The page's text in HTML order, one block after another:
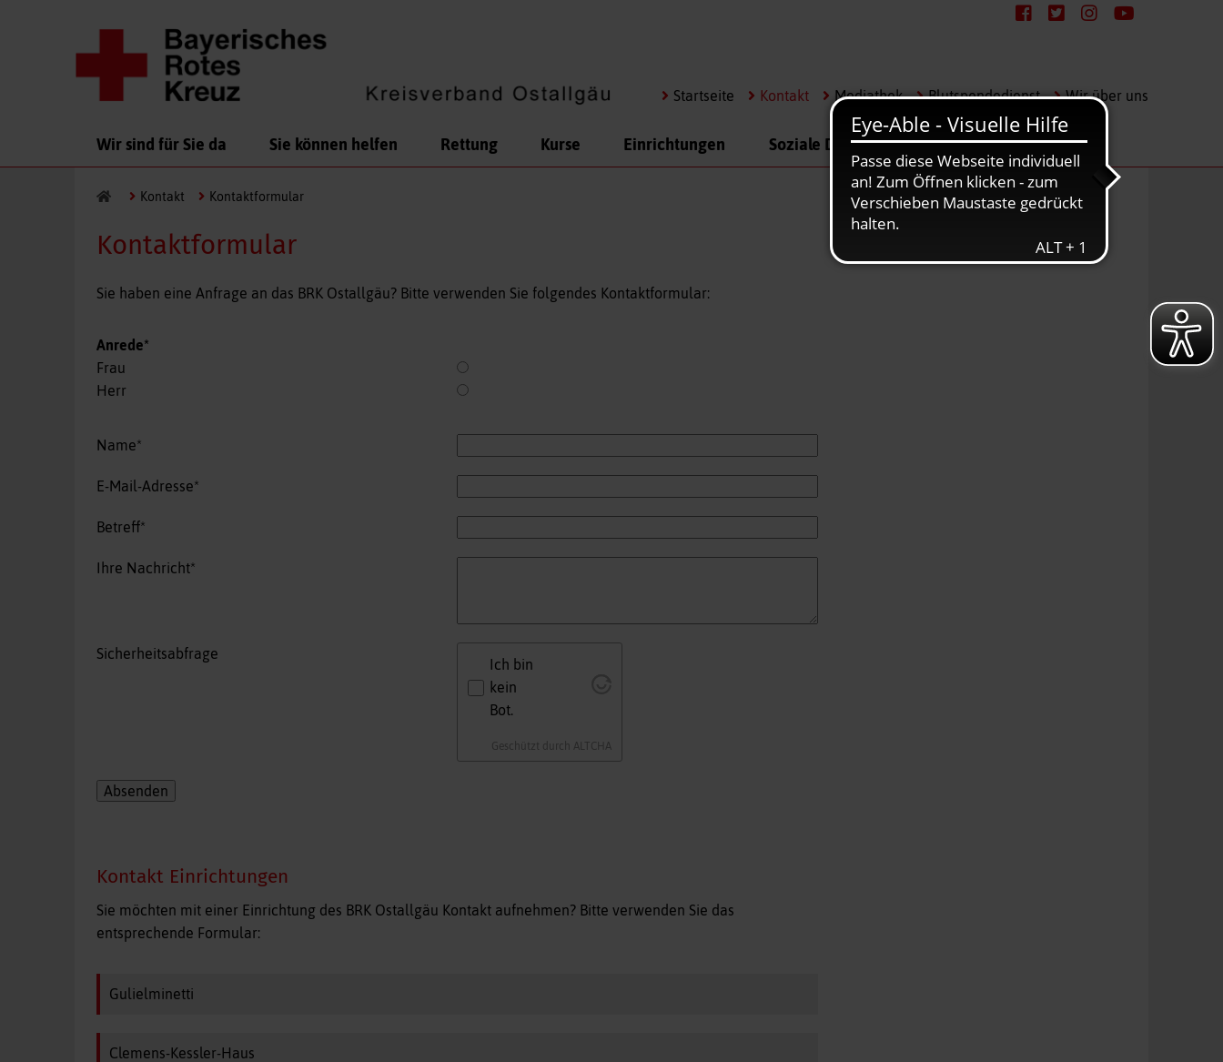
NavigationStartseite Kontakt Mediathek Blutspendedienst Wir über uns
Wir sind für Sie da Sie können helfen Rettung Kurse Einrichtungen Soziale Dienste Karriere
Kontakt Kontaktformular
Kontaktformular
Sie haben eine Anfrage an das BRK Ostallgäu? Bitte verwenden Sie folgendes Kontaktformular:
Pflichtfeld
Anrede*
Frau
Herr
Pflichtfeld
Name*
Pflichtfeld
E-Mail-Adresse*
Pflichtfeld
Betreff*
Pflichtfeld
Ihre Nachricht*
Sicherheitsabfrage
Ich bin
kein
Bot.
Geschützt durch ALTCHA
Absenden
Kontakt Einrichtungen
Sie möchten mit einer Einrichtung des BRK Ostallgäu Kontakt aufnehmen? Bitte verwenden Sie das
entsprechende Formular:
Gulielminetti
Clemens-Kessler-Haus